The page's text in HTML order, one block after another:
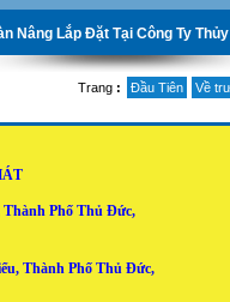
Trang : Đầu Tiên Về
Thành Phố Thủ Đức,
Thành Phố Thủ Đức,